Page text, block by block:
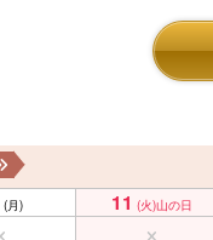
(月) 11 (火)山の日